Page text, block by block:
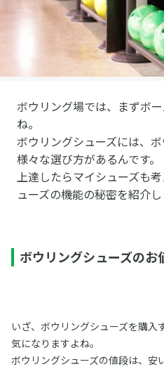
ボウリング場では、まずボ
ね。
ボウリングシューズには、
様々な選び方があるんです。
上達したらマイシューズも
ューズの機能の秘密を紹介し
ボウリングシューズのお
いざ、ボウリングシューズを購入
気になりますよね。
ボウリングシューズの値段は、安